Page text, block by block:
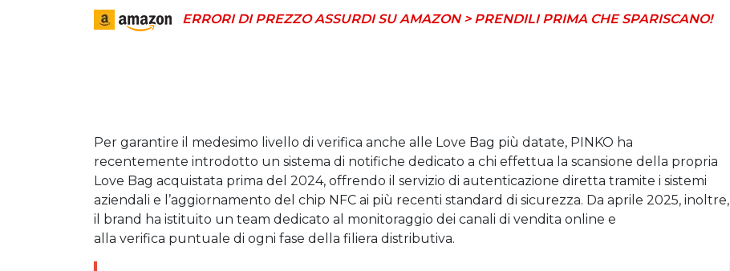
ERRORI DI PREZZO ASSURDI SU AMAZON > PRENDILI PRIMA CHE SPARISCANO!
Per garantire il medesimo livello di verifica anche alle Love Bag più datate, PINKO ha
recentemente introdotto un sistema di notifiche dedicato a chi effettua la scansione della propria
Love Bag acquistata prima del 2024, offrendo il servizio di autenticazione diretta tramite i sistemi
aziendali e l’aggiornamento del chip NFC ai più recenti standard di sicurezza. Da aprile 2025, inoltre,
il brand ha istituito un team dedicato al monitoraggio dei canali di vendita online e
alla verifica puntuale di ogni fase della filiera distributiva.